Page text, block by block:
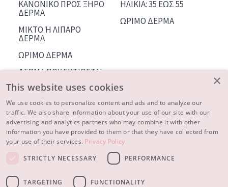
ΚΑΝΟΝΙΚΟ ΠΡΟΣ ΞΗΡΟ
ΔΕΡΜΑ
ΜΙΚΤΟ Ή ΛΙΠΑΡΟ
ΔΕΡΜΑ
ΩΡΙΜΟ ΔΕΡΜΑ
ΔΕΡΜΑ ΠΟΥ ΕΚΤΙΘΕΤΑΙ
ΗΛΙΚΙΑ: 35 ΕΩΣ 55
ΩΡΙΜΟ ΔΕΡΜΑ
ΠΛΗΡΟΦΟΡΙΕΣ ΓΙΑ
ΕΜΑΣ
ΣΥΜΒΟΥΛΕΣ ΟΜΟΡΦΙΑΣ
© 2023 - 2026 Diadermine
×
This website uses cookies
We use cookies to personalize content and ads and to analyze our
traffic. We also share information about your use of our site with our
advertising and analytics partners who may combine it with other
information you have provided to them or that they have collected from
your use of their services. Privacy Policy
STRICTLY NECESSARY
PERFORMANCE
TARGETING FUNCTIONALITY